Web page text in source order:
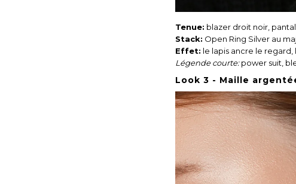
Tenue: blazer droit noir,
Stack: Open Ring Silver au
Effet: le lapis ancre le
Légende courte:power suit,
Look 3 - Maille